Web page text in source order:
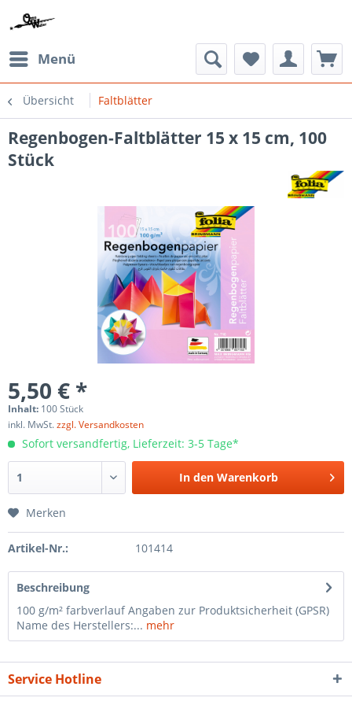
Menü
Übersicht Faltblätter
Regenbogen-Faltblätter 15 x 15 cm, 100
Stück
5,50 € *
Inhalt: 100 Stück
inkl. MwSt.zzgl. Versandkosten
Sofort versandfertig, Lieferzeit: 3-5 Tage*
In den Warenkorb
Merken
Artikel-Nr.: 101414
Beschreibung
100 g/m² farbverlauf Angaben zur Produktsicherheit (GPSR)
Name des Herstellers:... mehr
Service Hotline